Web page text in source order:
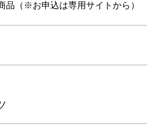
品（※お申込は専用サイトから）